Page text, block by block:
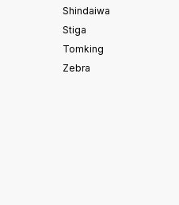
Shindaiwa
Stiga
Tomking
Zebra